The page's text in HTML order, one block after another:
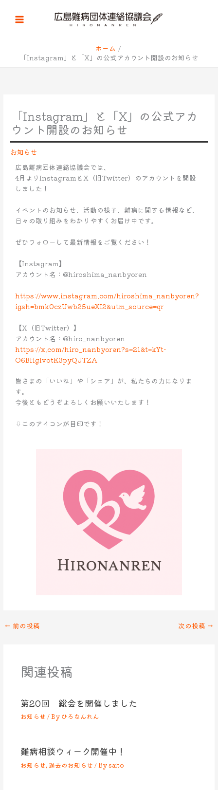
ホーム
「Instagram」と「X」の公式アカウント開設のお知らせ
「Instagram」と「X」の公式アカ
ウント開設のお知らせ
お知らせ
広島難病団体連絡協議会では、
4月よりInstagramとX（旧Twitter）のアカウントを開設
しました！
イベントのお知らせ、活動の様子、難病に関する情報など、
日々の取り組みをわかりやすくお届け中です。
ぜひフォローして最新情報をご覧ください！
【Instagram】
アカウント名：@hiroshima_nanbyoren
https://www.instagram.com/hiroshima_nanbyoren?
igsh=bmk0czUwb25ueXI2&utm_source=qr
【X（旧Twitter）】
アカウント名：@hiro_nanbyoren
https://x.com/hiro_nanbyoren?s=21&t=kYt-
O6BHglvotK3pyQJTZA
皆さまの「いいね」や「シェア」が、私たちの力になりま
す。
今後ともどうぞよろしくお願いいたします！
⇩このアイコンが目印です！
← 前の投稿 次の投稿 →
関連投稿
第20回 総会を開催しました
お知らせ / By ひろなんれん
難病相談ウィーク開催中！
お知らせ, 過去のお知らせ / Bysaito